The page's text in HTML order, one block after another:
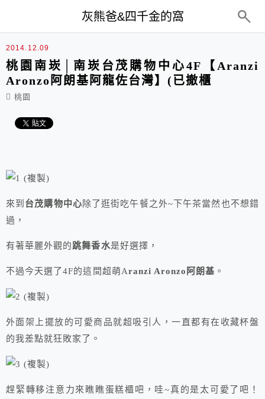
灰熊爸&四千金的窩
2014.12.09
桃園南崁│南崁台茂購物中心4F【Aranzi
Aronzo阿朗基阿龍佐台灣】(已撤櫃
桃園
來到 台茂購物中心除了逛街吃午餐之外~下午茶當然也不想錯
過，
有著華麗外觀的跳舞香水是好選擇，
不過今天選了4F的這間超萌Aranzi Aronzo阿朗基 。
外面架上擺放的可愛商品就超吸引人，一直都有在收藏杯盤
的我差點就狂敗家了。
趕緊轉移注意力來瞧瞧蛋糕櫃吧，哇~真的是太可愛了吧！